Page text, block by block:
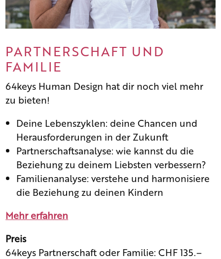
PARTNERSCHAFT UND
FAMILIE
64keys Human Design hat dir noch viel mehr
zu bieten!
Deine Lebenszyklen: deine Chancen und
Herausforderungen in der Zukunft
Partnerschaftsanalyse: wie kannst du die
Beziehung zu deinem Liebsten verbessern?
Familienanalyse: verstehe und harmonisiere
die Beziehung zu deinen Kindern
Mehr erfahren
Preis
64keys Partnerschaft oder Familie: CHF 135.–